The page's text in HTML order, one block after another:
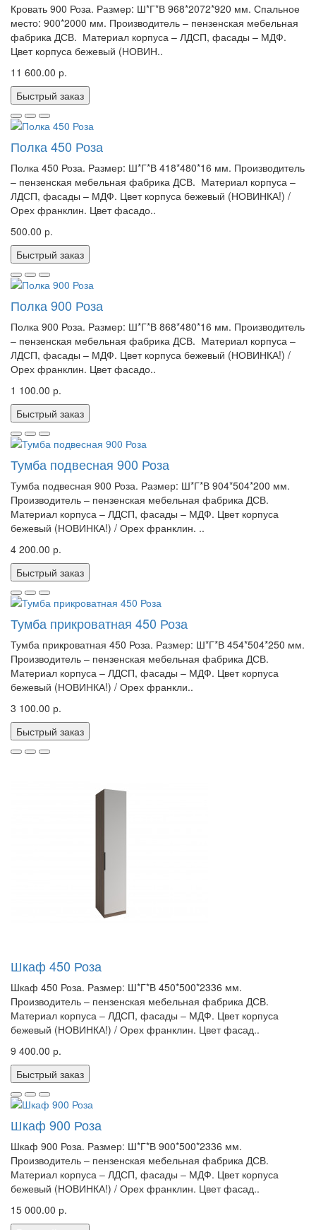
Кровать 900 Роза. Размер: Ш*Г*В 968*2072*920 мм. Спальное
место: 900*2000 мм. Производитель – пензенская мебельная
фабрика ДСВ. Материал корпуса – ЛДСП, фасады – МДФ.
Цвет корпуса бежевый (НОВИН..
11 600.00 р.
Быстрый заказ
Полка 450 Роза
Полка 450 Роза. Размер: Ш*Г*В 418*480*16 мм. Производитель
– пензенская мебельная фабрика ДСВ. Материал корпуса –
ЛДСП, фасады – МДФ. Цвет корпуса бежевый (НОВИНКА!) /
Орех франклин. Цвет фасадо..
500.00 р.
Быстрый заказ
Полка 900 Роза
Полка 900 Роза. Размер: Ш*Г*В 868*480*16 мм. Производитель
– пензенская мебельная фабрика ДСВ. Материал корпуса –
ЛДСП, фасады – МДФ. Цвет корпуса бежевый (НОВИНКА!) /
Орех франклин. Цвет фасадо..
1 100.00 р.
Быстрый заказ
Тумба подвесная 900 Роза
Тумба подвесная 900 Роза. Размер: Ш*Г*В 904*504*200 мм.
Производитель – пензенская мебельная фабрика ДСВ.
Материал корпуса – ЛДСП, фасады – МДФ. Цвет корпуса
бежевый (НОВИНКА!) / Орех франклин. ..
4 200.00 р.
Быстрый заказ
Тумба прикроватная 450 Роза
Тумба прикроватная 450 Роза. Размер: Ш*Г*В 454*504*250 мм.
Производитель – пензенская мебельная фабрика ДСВ.
Материал корпуса – ЛДСП, фасады – МДФ. Цвет корпуса
бежевый (НОВИНКА!) / Орех франкли..
3 100.00 р.
Быстрый заказ
Шкаф 450 Роза
Шкаф 450 Роза. Размер: Ш*Г*В 450*500*2336 мм.
Производитель – пензенская мебельная фабрика ДСВ.
Материал корпуса – ЛДСП, фасады – МДФ. Цвет корпуса
бежевый (НОВИНКА!) / Орех франклин. Цвет фасад..
9 400.00 р.
Быстрый заказ
Шкаф 900 Роза
Шкаф 900 Роза. Размер: Ш*Г*В 900*500*2336 мм.
Производитель – пензенская мебельная фабрика ДСВ.
Материал корпуса – ЛДСП, фасады – МДФ. Цвет корпуса
бежевый (НОВИНКА!) / Орех франклин. Цвет фасад..
15 000.00 р.